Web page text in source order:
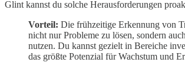
Glint kannst du solche Herausforderungen
Vorteil: Die frühzeitige Erkennung von
nicht nur Probleme zu lösen, sondern
nutzen. Du kannst gezielt in Bereiche
das größte Potenzial für Wachstum und